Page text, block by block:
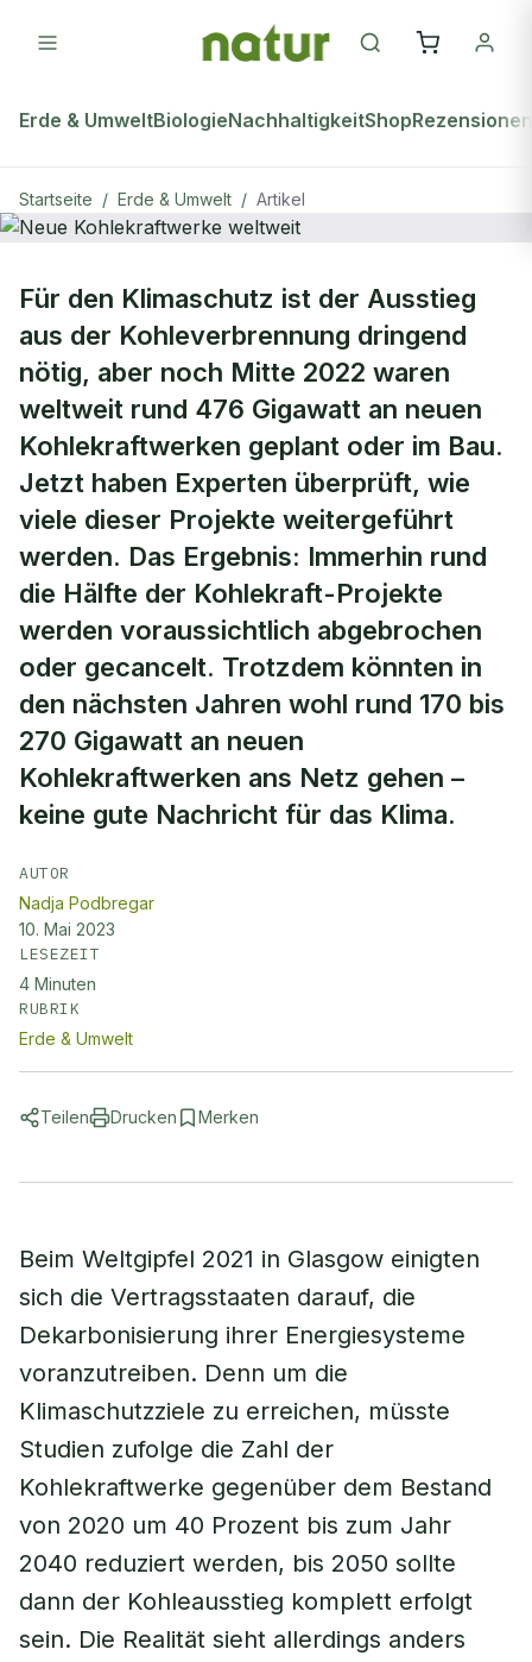
Erde & UmweltBiologieNachhaltigkeitShopRezensionen
Startseite / Erde & Umwelt / Artikel
Neue Kohlekraftwerke weltweit
Für den Klimaschutz ist der Ausstieg
aus der Kohleverbrennung dringend
nötig, aber noch Mitte 2022 waren
weltweit rund 476 Gigawatt an neuen
Kohlekraftwerken geplant oder im Bau.
Jetzt haben Experten überprüft, wie
viele dieser Projekte weitergeführt
werden. Das Ergebnis: Immerhin rund
die Hälfte der Kohlekraft-Projekte
werden voraussichtlich abgebrochen
oder gecancelt. Trotzdem könnten in
den nächsten Jahren wohl rund 170 bis
270 Gigawatt an neuen
Kohlekraftwerken ans Netz gehen –
keine gute Nachricht für das Klima.
AUTOR
Nadja Podbregar
10. Mai 2023
LESEZEIT
4 Minuten
RUBRIK
Erde & Umwelt
Teilen Drucken Merken
Beim Weltgipfel 2021 in Glasgow einigten
sich die Vertragsstaaten darauf, die
Dekarbonisierung ihrer Energiesysteme
voranzutreiben. Denn um die
Klimaschutzziele zu erreichen, müsste
Studien zufolge die Zahl der
Kohlekraftwerke gegenüber dem Bestand
von 2020 um 40 Prozent bis zum Jahr
2040 reduziert werden, bis 2050 sollte
dann der Kohleausstieg komplett erfolgt
sein. Die Realität sieht allerdings anders